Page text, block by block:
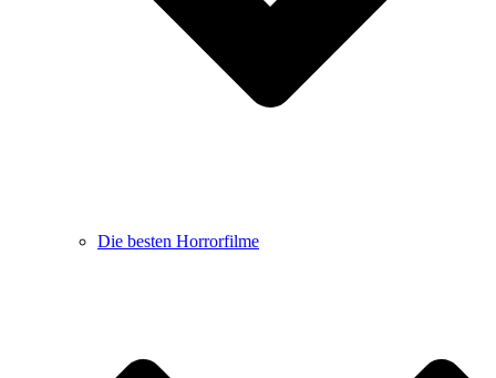
Die besten Horrorfilme